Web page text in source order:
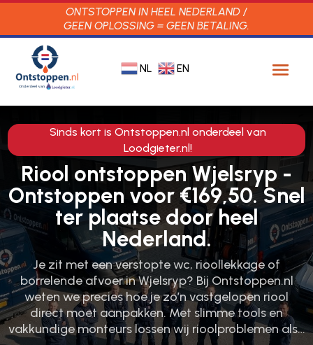
ONTSTOPPEN IN HEEL NEDERLAND /
GEEN OPLOSSING = GEEN BETALING.
NL EN
Sinds kort is Ontstoppen.nl onderdeel van
Loodgieter.nl!
Riool ontstoppen Wjelsryp -
Ontstoppen voor €169,50. Snel
ter plaatse door heel
Nederland.
Je zit met een verstopte wc, rioollekkage of
borrelende afvoer in Wjelsryp? Bij Ontstoppen.​nl
weten we precies hoe je zo’n vastgelopen riool
direct moet aanpakken.​ Met slimme tools en
vakkundige monteurs lossen wij rioolproblemen als…